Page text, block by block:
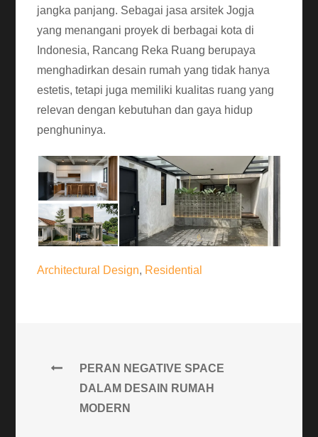
jangka panjang. Sebagai jasa arsitek Jogja
yang menangani proyek di berbagai kota di
Indonesia, Rancang Reka Ruang berupaya
menghadirkan desain rumah yang tidak hanya
estetis, tetapi juga memiliki kualitas ruang yang
relevan dengan kebutuhan dan gaya hidup
penghuninya.
Architectural Design, Residential
PERAN NEGATIVE SPACE
DALAM DESAIN RUMAH
MODERN